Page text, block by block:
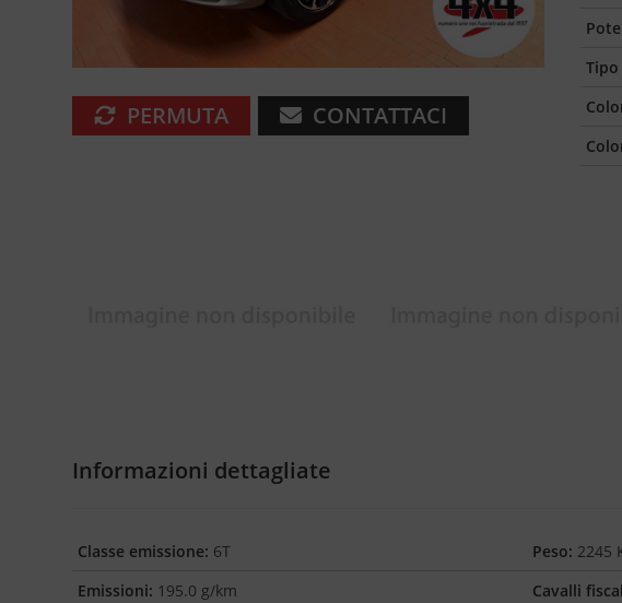
PERMUTA CONTATTACI
Informazioni dettagliate
Classe emissione: 6T
Emissioni: 195.0 g/km
Peso: 2245
Cavalli